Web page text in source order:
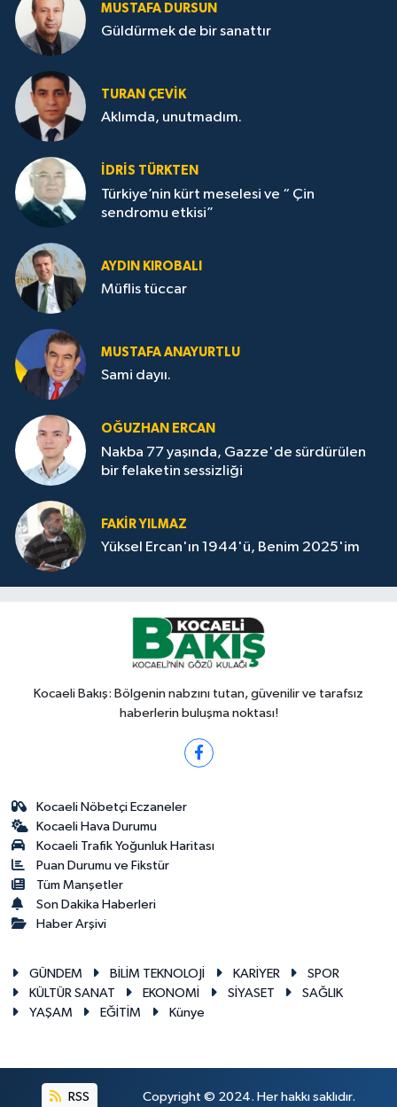
MUSTAFA DURSUN
Güldürmek de bir sanattır
TURAN ÇEVİK
Aklımda, unutmadım.
İDRİS TÜRKTEN
Türkiye’nin kürt meselesi ve “ Çin
sendromu etkisi”
AYDIN KIROBALI
Müflis tüccar
MUSTAFA ANAYURTLU
Sami dayıı.
OĞUZHAN ERCAN
Nakba 77 yaşında, Gazze'de sürdürülen
bir felaketin sessizliği
FAKİR YILMAZ
Yüksel Ercan'ın 1944'ü, Benim 2025'im
Kocaeli Bakış: Bölgenin nabzını tutan, güvenilir ve tarafsız
haberlerin buluşma noktası!
Kocaeli Nöbetçi Eczaneler
Kocaeli Hava Durumu
Kocaeli Trafik Yoğunluk Haritası
Puan Durumu ve Fikstür
Tüm Manşetler
Son Dakika Haberleri
Haber Arşivi
GÜNDEM BİLİM TEKNOLOJİ KARİYER
SPOR
KÜLTÜR SANAT
EKONOMİ SİYASET
SAĞLIK
YAŞAM
EĞİTİM Künye
RSS Copyright © 2024. Her hakkı saklıdır.